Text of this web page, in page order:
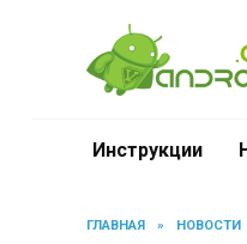
содержанию
Инструкции
ГЛАВНАЯ » НОВОСТИ